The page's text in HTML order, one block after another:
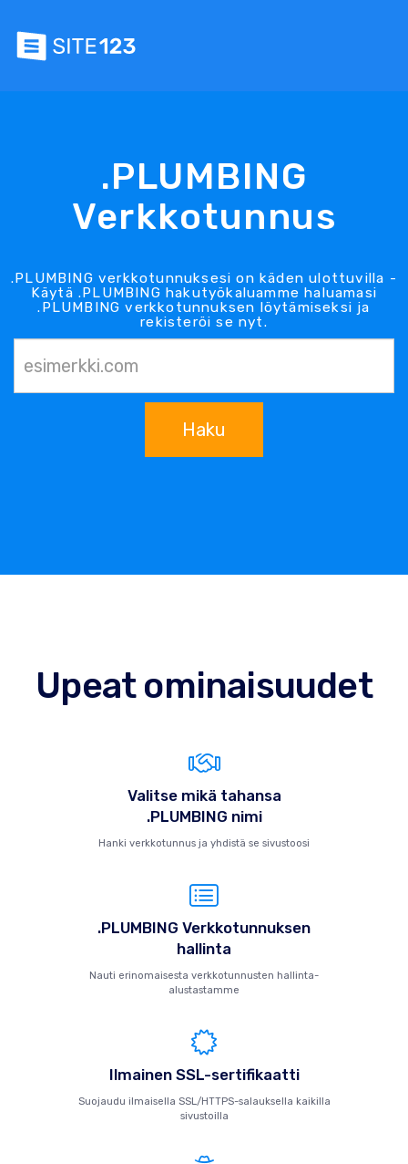
.PLUMBING
Verkkotunnus
.PLUMBING verkkotunnuksesi on käden ulottuvilla -
Käytä .PLUMBING hakutyökaluamme haluamasi
.PLUMBING verkkotunnuksen löytämiseksi ja
rekisteröi se nyt.
Haku
Upeat ominaisuudet
Valitse mikä tahansa
.PLUMBING nimi
Hanki verkkotunnus ja yhdistä se sivustoosi
.PLUMBING Verkkotunnuksen
hallinta
Nauti erinomaisesta verkkotunnusten hallinta-
alustastamme
Ilmainen SSL-sertifikaatti
Suojaudu ilmaisella SSL/HTTPS-salauksella kaikilla
sivustoilla